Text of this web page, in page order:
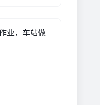
业，车站做